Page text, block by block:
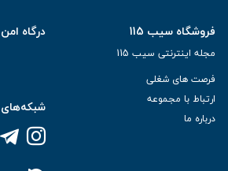
فروشگاه سیب 115
مجله اینترنتی سیب 115
فرصت های شغلی
ارتباط با مجموعه
درباره ما
درگاه
شبکه‌های